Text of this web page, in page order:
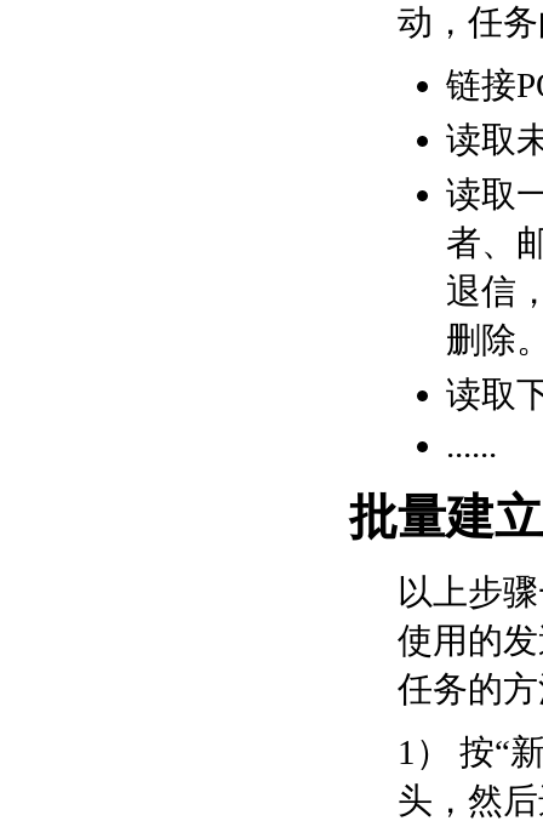
动，任
链接
读取
读取
者、
退信
删除
读取
......
批量建
以上步
使用的
任务的
1） 按“
头，然